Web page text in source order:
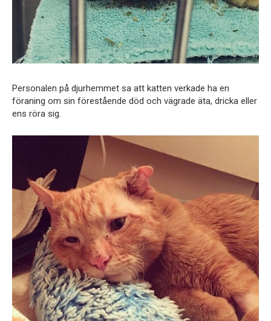
Personalen på djurhemmet sa att katten verkade ha en
föraning om sin förestående död och vägrade äta, dricka eller
ens röra sig.